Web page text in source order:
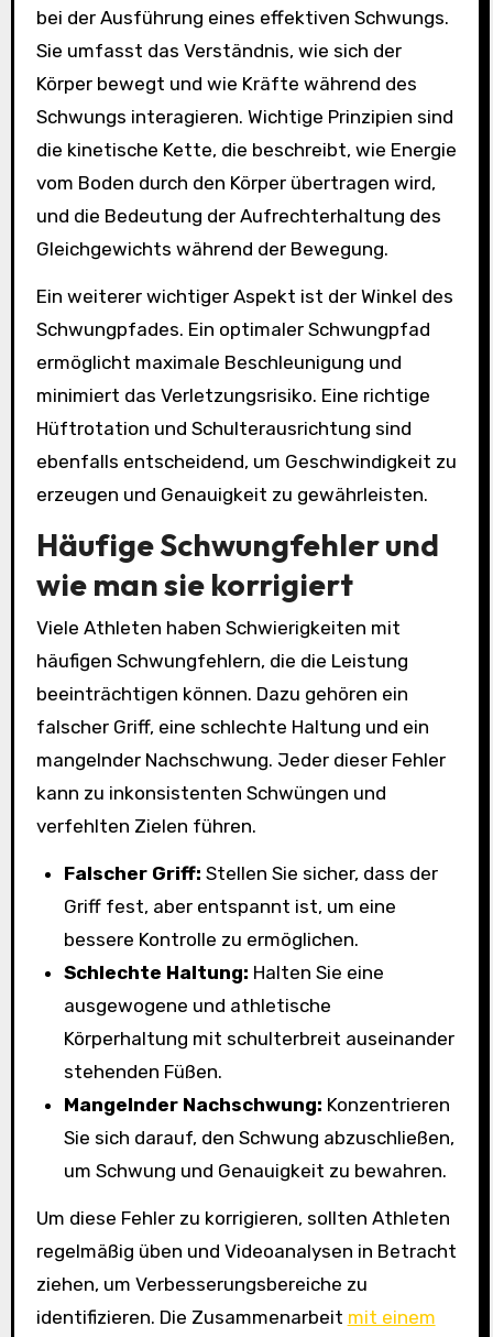
bei der Ausführung eines effektiven Schwungs.
Sie umfasst das Verständnis, wie sich der
Körper bewegt und wie Kräfte während des
Schwungs interagieren. Wichtige Prinzipien sind
die kinetische Kette, die beschreibt, wie Energie
vom Boden durch den Körper übertragen wird,
und die Bedeutung der Aufrechterhaltung des
Gleichgewichts während der Bewegung.
Ein weiterer wichtiger Aspekt ist der Winkel des
Schwungpfades. Ein optimaler Schwungpfad
ermöglicht maximale Beschleunigung und
minimiert das Verletzungsrisiko. Eine richtige
Hüftrotation und Schulterausrichtung sind
ebenfalls entscheidend, um Geschwindigkeit zu
erzeugen und Genauigkeit zu gewährleisten.
Häufige Schwungfehler und
wie man sie korrigiert
Viele Athleten haben Schwierigkeiten mit
häufigen Schwungfehlern, die die Leistung
beeinträchtigen können. Dazu gehören ein
falscher Griff, eine schlechte Haltung und ein
mangelnder Nachschwung. Jeder dieser Fehler
kann zu inkonsistenten Schwüngen und
verfehlten Zielen führen.
Falscher Griff: Stellen Sie sicher, dass der
Griff fest, aber entspannt ist, um eine
bessere Kontrolle zu ermöglichen.
Schlechte Haltung: Halten Sie eine
ausgewogene und athletische
Körperhaltung mit schulterbreit auseinander
stehenden Füßen.
Mangelnder Nachschwung: Konzentrieren
Sie sich darauf, den Schwung abzuschließen,
um Schwung und Genauigkeit zu bewahren.
Um diese Fehler zu korrigieren, sollten Athleten
regelmäßig üben und Videoanalysen in Betracht
ziehen, um Verbesserungsbereiche zu
identifizieren. Die Zusammenarbeit mit einem